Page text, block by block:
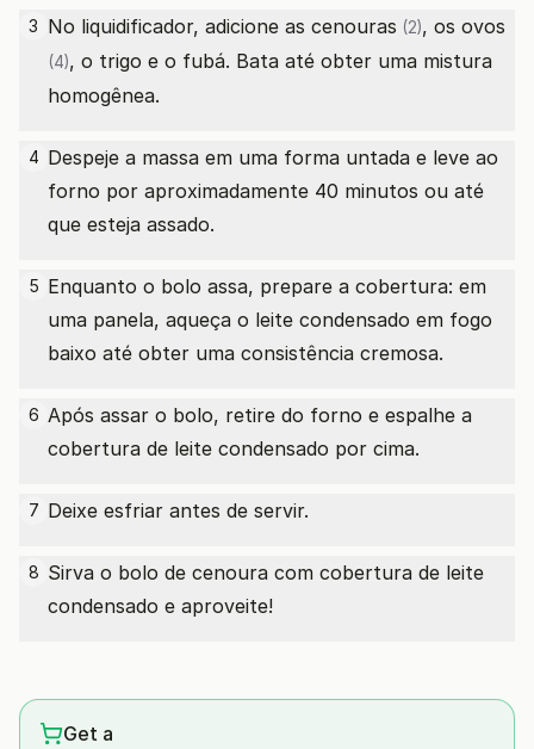
3 No liquidificador, adicione as cenouras (2), os ovos
(4), o trigo e o fubá. Bata até obter uma mistura
homogênea.
4 Despeje a massa em uma forma untada e leve ao
forno por aproximadamente 40 minutos ou até
que esteja assado.
5 Enquanto o bolo assa, prepare a cobertura: em
uma panela, aqueça o leite condensado em fogo
baixo até obter uma consistência cremosa.
6 Após assar o bolo, retire do forno e espalhe a
cobertura de leite condensado por cima.
7 Deixe esfriar antes de servir.
8 Sirva o bolo de cenoura com cobertura de leite
condensado e aproveite!
Get a